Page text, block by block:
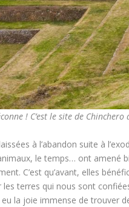
! C’est le site de
à l’abandon suite à
le temps… ont amené
C’est qu’avant, elles
terres qui nous sont
la joie immense de trouver